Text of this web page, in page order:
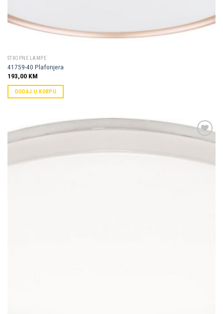
STROPNE LAMPE
41759-40 Plafonjera
193,00 KM
DODAJ U KORPU
Dodaj u